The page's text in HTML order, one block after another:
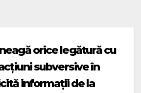
orice legătură cu
subversive în
informații de la